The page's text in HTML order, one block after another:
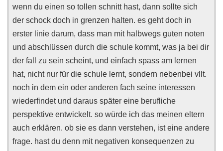
wenn du einen so tollen schnitt hast, dann sollte sich
der schock doch in grenzen halten. es geht doch in
erster linie darum, dass man mit halbwegs guten noten
und abschlüssen durch die schule kommt, was ja bei dir
der fall zu sein scheint, und einfach spass am lernen
hat, nicht nur für die schule lernt, sondern nebenbei vllt.
noch in dem ein oder anderen fach seine interessen
wiederfindet und daraus später eine berufliche
perspektive entwickelt. so würde ich das meinen eltern
auch erklären. ob sie es dann verstehen, ist eine andere
frage. hast du denn mit negativen konsequenzen zu